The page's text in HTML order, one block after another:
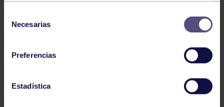
Necesarias
Preferencias
Estadística
II MEMORIAL MARCO ANTONIO MARINO
BRAVO